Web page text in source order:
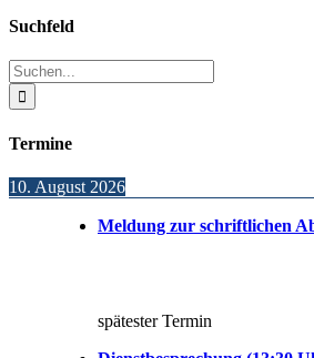
Toggle
Bar
Area
Suchfeld
Suche
nach:
Termine
10. August 2026
Meldung zur schriftlichen
spätester Termin